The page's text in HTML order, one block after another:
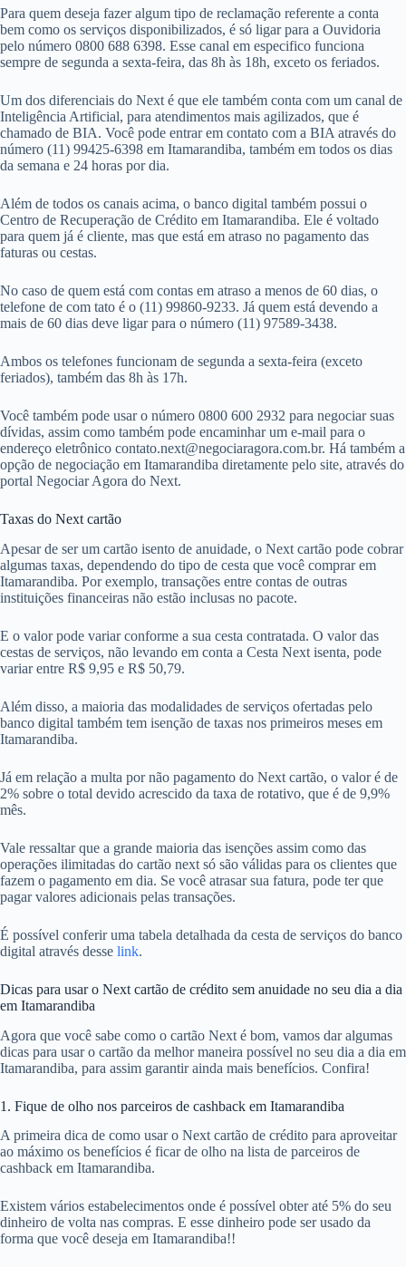
Para quem deseja fazer algum tipo de reclamação referente a conta
bem como os serviços disponibilizados, é só ligar para a Ouvidoria
pelo número 0800 688 6398. Esse canal em especifico funciona
sempre de segunda a sexta-feira, das 8h às 18h, exceto os feriados.
Um dos diferenciais do Next é que ele também conta com um canal de
Inteligência Artificial, para atendimentos mais agilizados, que é
chamado de BIA. Você pode entrar em contato com a BIA através do
número (11) 99425-6398 em Itamarandiba, também em todos os dias
da semana e 24 horas por dia.
Além de todos os canais acima, o banco digital também possui o
Centro de Recuperação de Crédito em Itamarandiba. Ele é voltado
para quem já é cliente, mas que está em atraso no pagamento das
faturas ou cestas.
No caso de quem está com contas em atraso a menos de 60 dias, o
telefone de com tato é o (11) 99860-9233. Já quem está devendo a
mais de 60 dias deve ligar para o número (11) 97589-3438.
Ambos os telefones funcionam de segunda a sexta-feira (exceto
feriados), também das 8h às 17h.
Você também pode usar o número 0800 600 2932 para negociar suas
dívidas, assim como também pode encaminhar um e-mail para o
endereço eletrônico contato.next@negociaragora.com.br. Há também a
opção de negociação em Itamarandiba diretamente pelo site, através do
portal Negociar Agora do Next.
Taxas do Next cartão
Apesar de ser um cartão isento de anuidade, o Next cartão pode cobrar
algumas taxas, dependendo do tipo de cesta que você comprar em
Itamarandiba. Por exemplo, transações entre contas de outras
instituições financeiras não estão inclusas no pacote.
E o valor pode variar conforme a sua cesta contratada. O valor das
cestas de serviços, não levando em conta a Cesta Next isenta, pode
variar entre R$ 9,95 e R$ 50,79.
Além disso, a maioria das modalidades de serviços ofertadas pelo
banco digital também tem isenção de taxas nos primeiros meses em
Itamarandiba.
Já em relação a multa por não pagamento do Next cartão, o valor é de
2% sobre o total devido acrescido da taxa de rotativo, que é de 9,9%
mês.
Vale ressaltar que a grande maioria das isenções assim como das
operações ilimitadas do cartão next só são válidas para os clientes que
fazem o pagamento em dia. Se você atrasar sua fatura, pode ter que
pagar valores adicionais pelas transações.
É possível conferir uma tabela detalhada da cesta de serviços do banco
digital através desse link.
Dicas para usar o Next cartão de crédito sem anuidade no seu dia a dia
em Itamarandiba
Agora que você sabe como o cartão Next é bom, vamos dar algumas
dicas para usar o cartão da melhor maneira possível no seu dia a dia em
Itamarandiba, para assim garantir ainda mais benefícios. Confira!
1. Fique de olho nos parceiros de cashback em Itamarandiba
A primeira dica de como usar o Next cartão de crédito para aproveitar
ao máximo os benefícios é ficar de olho na lista de parceiros de
cashback em Itamarandiba.
Existem vários estabelecimentos onde é possível obter até 5% do seu
dinheiro de volta nas compras. E esse dinheiro pode ser usado da
forma que você deseja em Itamarandiba!!